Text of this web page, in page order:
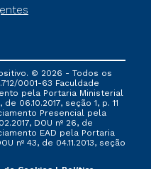
efetivado e/ou não
sua matrícula em uma
governamentais, e
outra campanha
© 2026 - Todos os
0001-63 Faculdade
pela Portaria Ministerial
de 06.10.2017, seção 1, p. 11
Presencial ​pela
DOU nº 26, de
EAD pela Portaria
nº 43, de 04.11.2013, seção